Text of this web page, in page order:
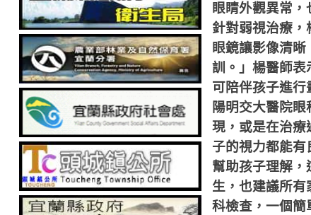
眼睛外觀異常，
針對弱視治療
眼鏡讓影像清
訓。」楊醫師表
可陪伴孩子進行
陽明交大醫院
現，或是在治療
子的視力都能
幫助孩子理解
生，也建議所
科檢查，一個簡